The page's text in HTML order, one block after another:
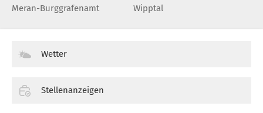
Meran-Burggrafenamt
Wipptal
Wetter
Stellenanzeigen